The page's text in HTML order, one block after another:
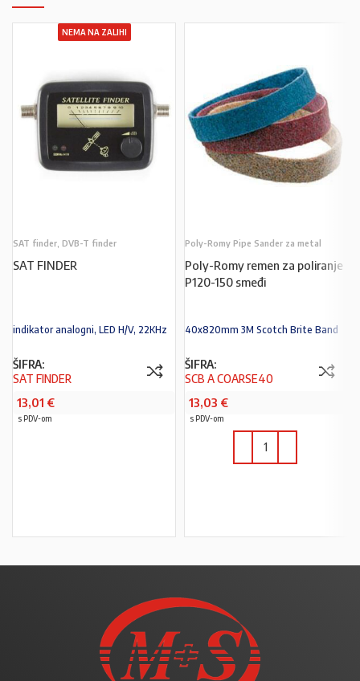
NEMA NA ZALIHI
SAT finder, DVB-T finder
SAT FINDER
indikator analogni, LED H/V, 22KHz
ŠIFRA:
SAT FINDER
13,01 €
s PDV-om
Poly-Romy Pipe Sander za metal
Poly-Romy remen za poliranje
P120-150 smeđi
40x820mm 3M Scotch Brite Band
ŠIFRA:
SCB A COARSE40
13,03 €
s PDV-om